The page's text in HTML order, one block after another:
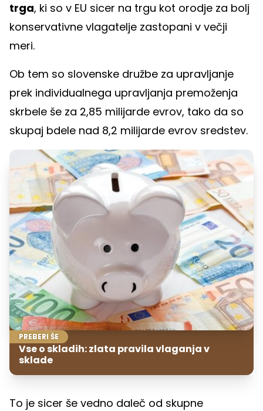
trga, ki so v EU sicer na trgu kot orodje za bolj
konservativne vlagatelje zastopani v večji
meri.
Ob tem so slovenske družbe za upravljanje
prek individualnega upravljanja premoženja
skrbele še za 2,85 milijarde evrov, tako da so
skupaj bdele nad 8,2 milijarde evrov sredstev.
PREBERI ŠE
Vse o skladih: zlata pravila vlaganja v
sklade
To je sicer še vedno daleč od skupne